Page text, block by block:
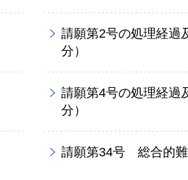
請願第2号の処理経過
分）
請願第4号の処理経過
分）
請願第34号 総合的